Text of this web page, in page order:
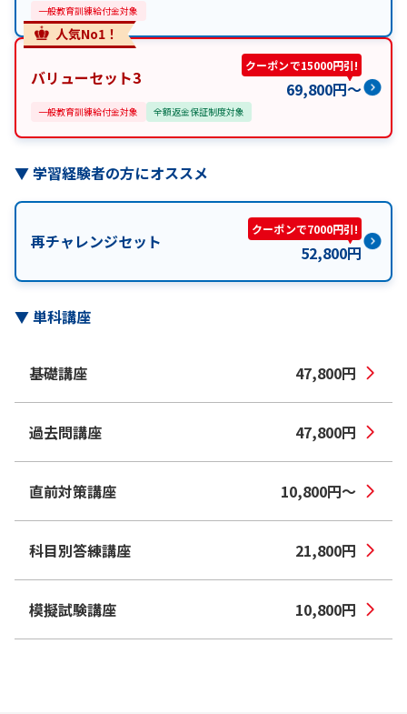
一般教育訓練給付金対象
人気No1！
バリューセット3
クーポンで15000円引!
69,800円〜
一般教育訓練給付金対象 全額返金保証制度対象
▼学習経験者の方にオススメ
再チャレンジセット
クーポンで7000円引!
52,800円
▼単科講座
基礎講座 47,800円
過去問講座 47,800円
直前対策講座 10,800円〜
科目別答練講座 21,800円
模擬試験講座 10,800円